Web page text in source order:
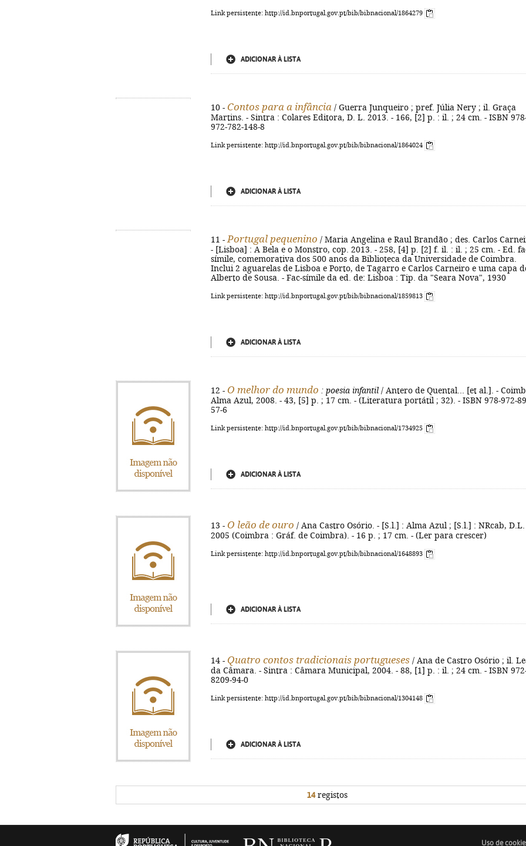
Link persistente: http://id.bnportugal.gov.pt/bib/bibnacional/1864279
ADICIONAR À LISTA
10 - Contos para a infância / Guerra Junqueiro ; pref. Júlia Nery ; il. Graça
Martins. - Sintra : Colares Editora, D. L. 2013. - 166, [2] p. : il. ; 24 cm. - ISBN
972-782-148-8
Link persistente: http://id.bnportugal.gov.pt/bib/bibnacional/1864024
ADICIONAR À LISTA
11 - Portugal pequenino / Maria Angelina e Raul Brandão ; des. Carlos
- [Lisboa] : A Bela e o Monstro, cop. 2013. - 258, [4] p. [2] f. il. : il. ; 25 cm. - Ed.
símile, comemorativa dos 500 anos da Biblioteca da Universidade de Coimbra.
Inclui 2 aguarelas de Lisboa e Porto, de Tagarro e Carlos Carneiro e uma capa
Alberto de Sousa. - Fac-símile da ed. de: Lisboa : Tip. da "Seara Nova", 1930
Link persistente: http://id.bnportugal.gov.pt/bib/bibnacional/1859813
ADICIONAR À LISTA
12 - O melhor do mundo : poesia infantil / Antero de Quental... [et al.]. -
Alma Azul, 2008. - 43, [5] p. ; 17 cm. - (Literatura portátil ; 32). - ISBN 978-972-
57-6
Link persistente: http://id.bnportugal.gov.pt/bib/bibnacional/1734925
ADICIONAR À LISTA
13 - O leão de ouro / Ana Castro Osório. - [S.l.] : Alma Azul ; [S.l.] : NRcab, D.L.
2005 (Coimbra : Gráf. de Coimbra). - 16 p. ; 17 cm. - (Ler para crescer)
Link persistente: http://id.bnportugal.gov.pt/bib/bibnacional/1648893
ADICIONAR À LISTA
14 - Quatro contos tradicionais portugueses / Ana de Castro Osório ; il.
da Câmara. - Sintra : Câmara Municipal, 2004. - 88, [1] p. : il. ; 24 cm. - ISBN
8209-94-0
Link persistente: http://id.bnportugal.gov.pt/bib/bibnacional/1304148
ADICIONAR À LISTA
14registos
Uso de